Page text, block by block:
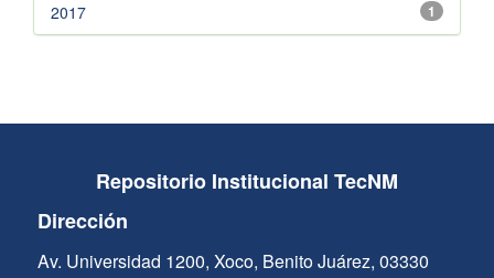
1
2017
Repositorio Institucional TecNM
Dirección
Av. Universidad 1200, Xoco, Benito Juárez, 03330